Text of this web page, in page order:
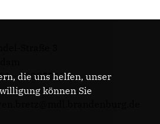
- 20085713
die uns helfen, unser
können Sie